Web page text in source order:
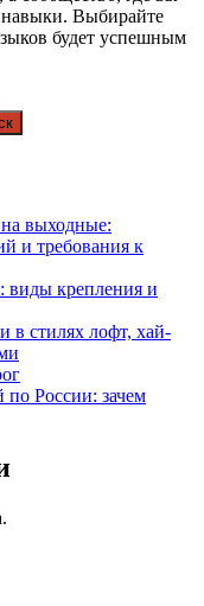
навыки. Выбирайте
будет успешным
выходные:
и требования к
виды крепления и
в стилях лофт, хай-
по России: зачем